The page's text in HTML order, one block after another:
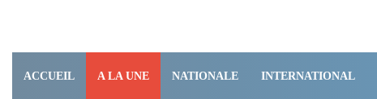
ACCUEIL A LA UNE NATIONALE INTERNATIONAL